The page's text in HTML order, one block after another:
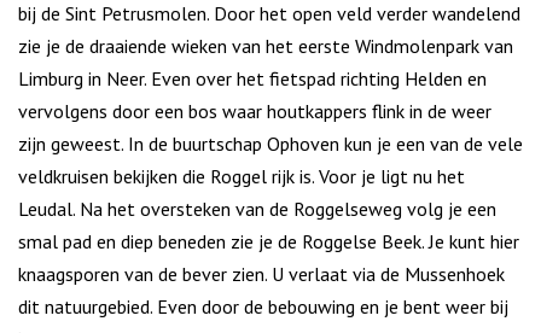
bij de Sint Petrusmolen. Door het open veld verder wandelend
zie je de draaiende wieken van het eerste Windmolenpark van
Limburg in Neer. Even over het fietspad richting Helden en
vervolgens door een bos waar houtkappers flink in de weer
zijn geweest. In de buurtschap Ophoven kun je een van de vele
veldkruisen bekijken die Roggel rijk is. Voor je ligt nu het
Leudal. Na het oversteken van de Roggelseweg volg je een
smal pad en diep beneden zie je de Roggelse Beek. Je kunt hier
knaagsporen van de bever zien. U verlaat via de Mussenhoek
dit natuurgebied. Even door de bebouwing en je bent weer bij